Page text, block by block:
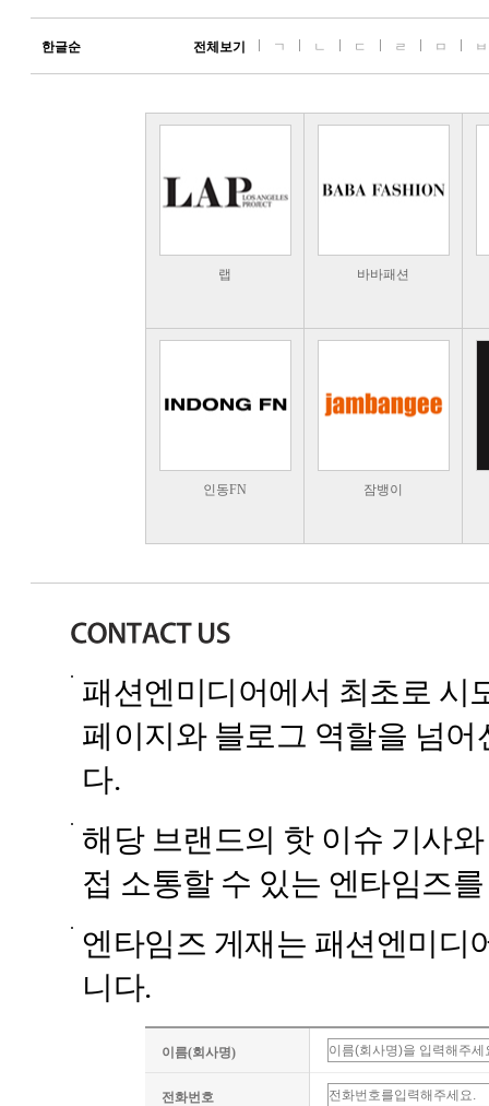
한글순 전체보기 ㄱ ㄴ ㄷ ㄹ ㅁ ㅂ
랩 바바패션
인동FN 잠뱅이
패션엔미디어에서 최초로 시
페이지와 블로그 역할을 넘
다.
해당 브랜드의 핫 이슈 기사
접 소통할 수 있는 엔타임즈
엔타임즈 게재는 패션엔미디
니다.
이름(회사명)
전화번호